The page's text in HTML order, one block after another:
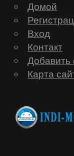
Домой
Вход
Контакт
Карта